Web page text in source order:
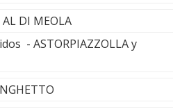
DI MEOLA
- ASTORPIAZZOLLA y